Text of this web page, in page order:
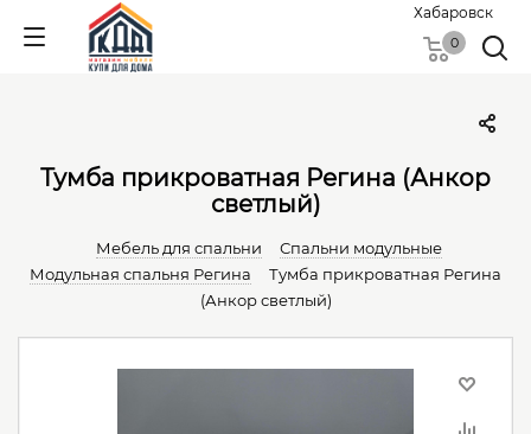
Хабаровск
0
Тумба прикроватная Регина (Анкор
светлый)
Мебель для спальни
Спальни модульные
Модульная спальня Регина
Тумба прикроватная Регина
(Анкор светлый)